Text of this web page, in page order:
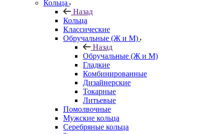
Кольца
Назад
Кольца
Классические
Обручальные (Ж и М)
Назад
Обручальные (Ж и М)
Гладкие
Комбинированные
Дизайнерские
Токарные
Литьевые
Помолвочные
Мужские кольца
Серебряные кольца